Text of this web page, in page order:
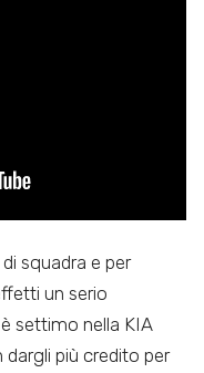
squadra e per
un serio
settimo nella KIA
dargli più credito per